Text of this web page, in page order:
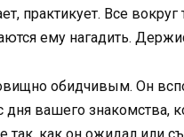
практикует. Все вокруг
ему нагадить.
обидчивым. Он
дня вашего знакомства,
так, как он ожидал или